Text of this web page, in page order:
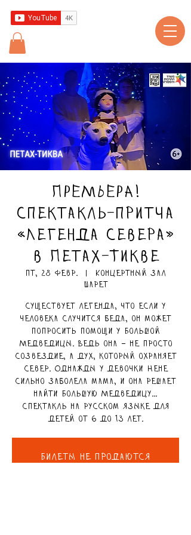
ПРЕМЬЕРА!
Спектакль-притча
«Легенда севера»
в Петах-Тикве
пт, 28 февр.
Концертный зал
Шарет
Существует легенда, что если у
человека случится беда, он может
попросить помощи у Большой
Медведицы. Ведь она – не просто
созвездие, а дух, который охраняет
север. Однажды у девочки Нене
сильно заболела мама, и она решает
найти Большую Медведицу…
Спектакль на русском языке для
детей от 6 до 13 лет.
Билеты не продаются